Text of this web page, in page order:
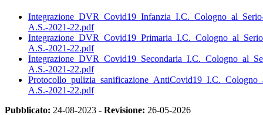
A.S.-2021-22.pdf
A.S.-2021-22.pdf
A.S.-2021-22.pdf
A.S.-2021-22.pdf
Pubblicato: 24-08-2023 - Revisione: 26-05-2026